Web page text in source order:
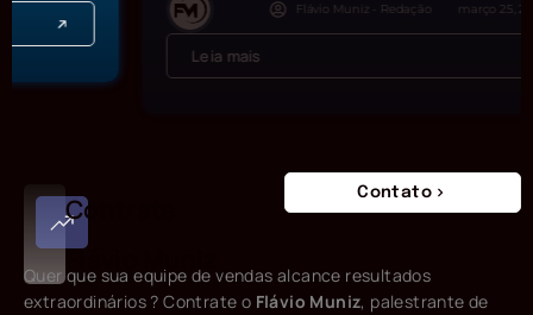
Flávio Muniz - Redação março 25, 2024
Contrate
Flávio Muniz
Contato
Quer que sua equipe de vendas alcance resultados
extraordinários ? Contrate o Flávio Muniz, palestrante de